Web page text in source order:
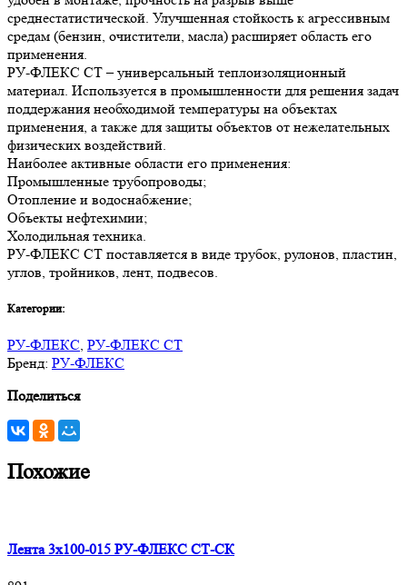
среднестатистической. Улучшенная стойкость к агрессивным
средам (бензин, очистители, масла) расширяет область его
применения.
РУ-ФЛЕКС СТ – универсальный теплоизоляционный
материал. Используется в промышленности для решения задач
поддержания необходимой температуры на объектах
применения, а также для защиты объектов от нежелательных
физических воздействий.
Наиболее активные области его применения:
Промышленные трубопроводы;
Отопление и водоснабжение;
Объекты нефтехимии;
Холодильная техника.
РУ-ФЛЕКС СТ поставляется в виде трубок, рулонов, пластин,
углов, тройников, лент, подвесов.
Категории:
РУ-ФЛЕКС, РУ-ФЛЕКС СТ
Бренд: РУ-ФЛЕКС
Поделиться
Похожие
Лента 3х100-015 РУ-ФЛЕКС СТ-СК